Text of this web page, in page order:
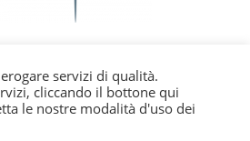
servizi di qualità.
cliccando il bottone qui
le nostre modalità d'uso dei